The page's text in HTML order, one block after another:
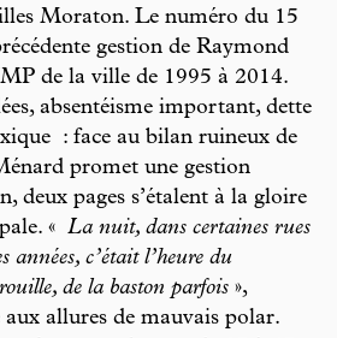
Moraton. Le numéro du 15
gestion de Raymond
de la ville de 1995 à 2014.
absentéisme important, dette
: face au bilan ruineux de
promet une gestion
deux pages s’étalent à la gloire
« La nuit, dans certaines rues
années, c’était l’heure du
de la baston parfois »,
allures de mauvais polar.